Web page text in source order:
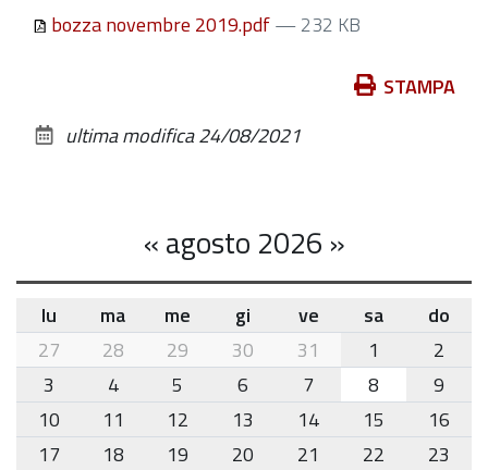
bozza novembre 2019.pdf— 232 KB
documento
STAMPA
ultima modifica24/08/2021
«agosto 2026 »
month-
8
lu ma me gi ve sa
do
27
28 29 30 31 1
2
3
4 5 6 7 8
9
10
11 12 13 14 15
16
17
18 19 20 21 22
23